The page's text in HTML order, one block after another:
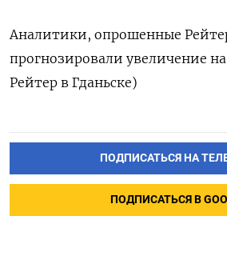
Аналитики, опрошенные
прогнозировали ⁠увеличение
‌Рейтер ​в ‌Гданьске)
ПОДПИСАТЬСЯ НА
ПОДПИСАТЬСЯ В